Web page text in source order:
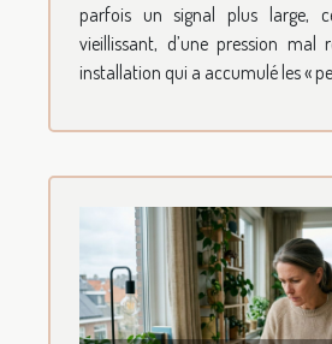
parfois un signal plus large,
vieillissant, d’une pression mal
installation qui a accumulé les «